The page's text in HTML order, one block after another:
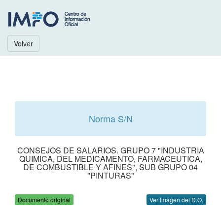
Volver
Norma S/N
CONSEJOS DE SALARIOS. GRUPO 7 "INDUSTRIA
QUIMICA, DEL MEDICAMENTO, FARMACEUTICA,
DE COMBUSTIBLE Y AFINES", SUB GRUPO 04
"PINTURAS"
Documento original Ver Imagen del D.O.